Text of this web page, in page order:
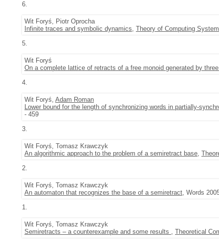
6.
Wit Foryś, Piotr Oprocha
Infinite traces and symbolic dynamics, Theory of Computing
5.
Wit Foryś
On a complete lattice of retracts of a free monoid generated by
4.
Wit Foryś, Adam Roman
Lower bound for the length of synchronizing words in partially-
- 459
3.
Wit Foryś, Tomasz Krawczyk
An algorithmic approach to the problem of a semiretract base,
2.
Wit Foryś, Tomasz Krawczyk
An automaton that recognizes the base of a semiretract, Words
1.
Wit Foryś, Tomasz Krawczyk
Semiretracts – a counterexample and some results , Theoretical